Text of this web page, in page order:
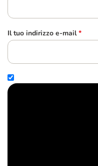
Il tuo indirizzo e-mail *